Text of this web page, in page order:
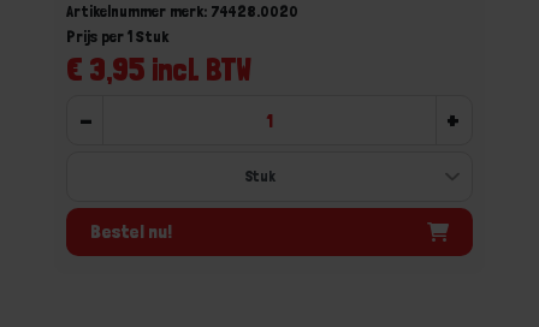
Artikelnummer merk: 74428.0020
€ 3,95 incl. BTW
Prijs per 1 Stuk
- +
Bestel nu!